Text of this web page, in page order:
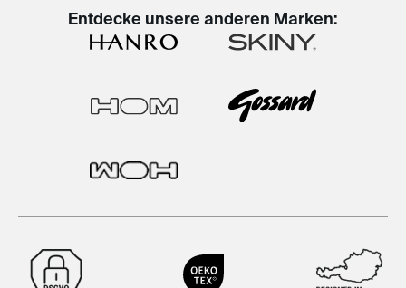
Entdecke unsere anderen Marken: